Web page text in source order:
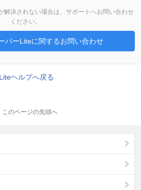
解決されない場合は、サポートへお問い合わせ
ください。
バーLiteに関するお問い合わせ
ヘルプへ戻る
このページの先頭へ